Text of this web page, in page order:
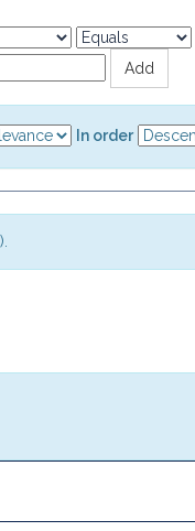
In order